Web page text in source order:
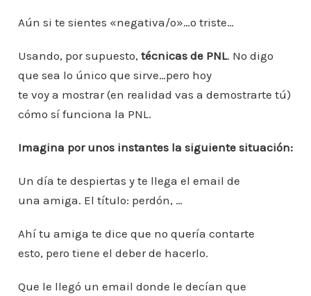
k
r
Aún si te sientes «negativa/o»…o triste…
Usando, por supuesto, técnicas de PNL. No digo
que sea lo único que sirve…pero hoy
te voy a mostrar (en realidad vas a demostrarte tú)
cómo sí funciona la PNL.
Imagina por unos instantes la siguiente situación:
Un día te despiertas y te llega el email de
una amiga. El título: perdón, …
Ahí tu amiga te dice que no quería contarte
esto, pero tiene el deber de hacerlo.
Que le llegó un email donde le decían que